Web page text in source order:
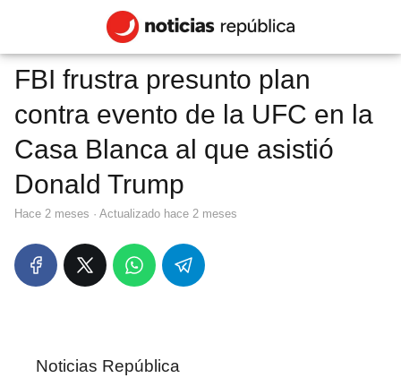
FBI frustra presunto plan
contra evento de la UFC en la
Casa Blanca al que asistió
Donald Trump
hace 2 meses · Actualizado hace 2 meses
Noticias República